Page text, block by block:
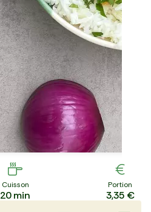
Cuisson
20min
Portion
3,35 €